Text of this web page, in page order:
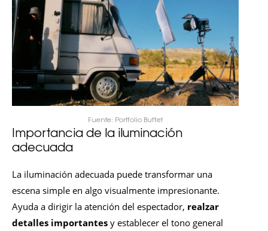
Fuente: Portfolio Buffet
Importancia de la iluminación
adecuada
La iluminación adecuada puede transformar una
escena simple en algo visualmente impresionante.
Ayuda a dirigir la atención del espectador, realzar
detalles importantes y establecer el tono general